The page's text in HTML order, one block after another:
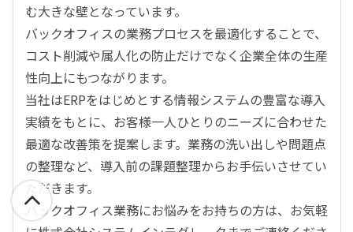
む大きな壁となっています。
バックオフィスの業務プロセスを最適化することで、
コスト削減や属人化の防止だけでなく企業全体の生産
性向上にもつながります。
当社はERPをはじめとする情報システムの豊富な導入
実績をもとに、お客様一人ひとりのニーズに合わせた
最適な改善策を提案します。業務の洗い出しや問題点
の整理など、導入前の課題整理からお手伝いさせてい
ただきます。
バックオフィス業務にお悩みをお持ちの方は、お気軽